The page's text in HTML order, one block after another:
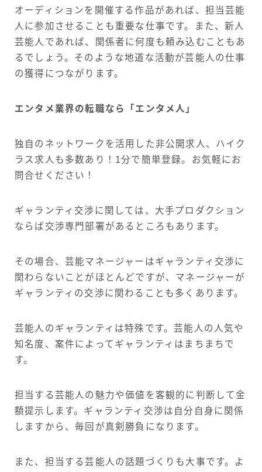
オーディションを開催する作品があれば、担当芸能
人に参加させることも重要な仕事です。また、新人
芸能人であれば、関係者に何度も頼み込むこともあ
るでしょう。そのような地道な活動が芸能人の仕事
の獲得につながります。
エンタメ業界の転職なら「エンタメ人」
独自のネットワークを活用した非公開求人、ハイク
ラス求人も多数あり！1分で簡単登録。お気軽にお
問合せください！
ギャランティ交渉に関しては、大手プロダクション
ならば交渉専門部署があるところもあります。
その場合、芸能マネージャーはギャランティ交渉に
関わらないことがほとんどですが、マネージャーが
ギャランティの交渉に関わることも多くあります。
芸能人のギャランティは特殊です。芸能人の人気や
知名度、案件によってギャランティはまちまちで
す。
担当する芸能人の魅力や価値を客観的に判断して金
額提示します。ギャランティ交渉は自分自身に関係
しますから、毎回が真剣勝負になります。
また、担当する芸能人の話題づくりも大事です。よ